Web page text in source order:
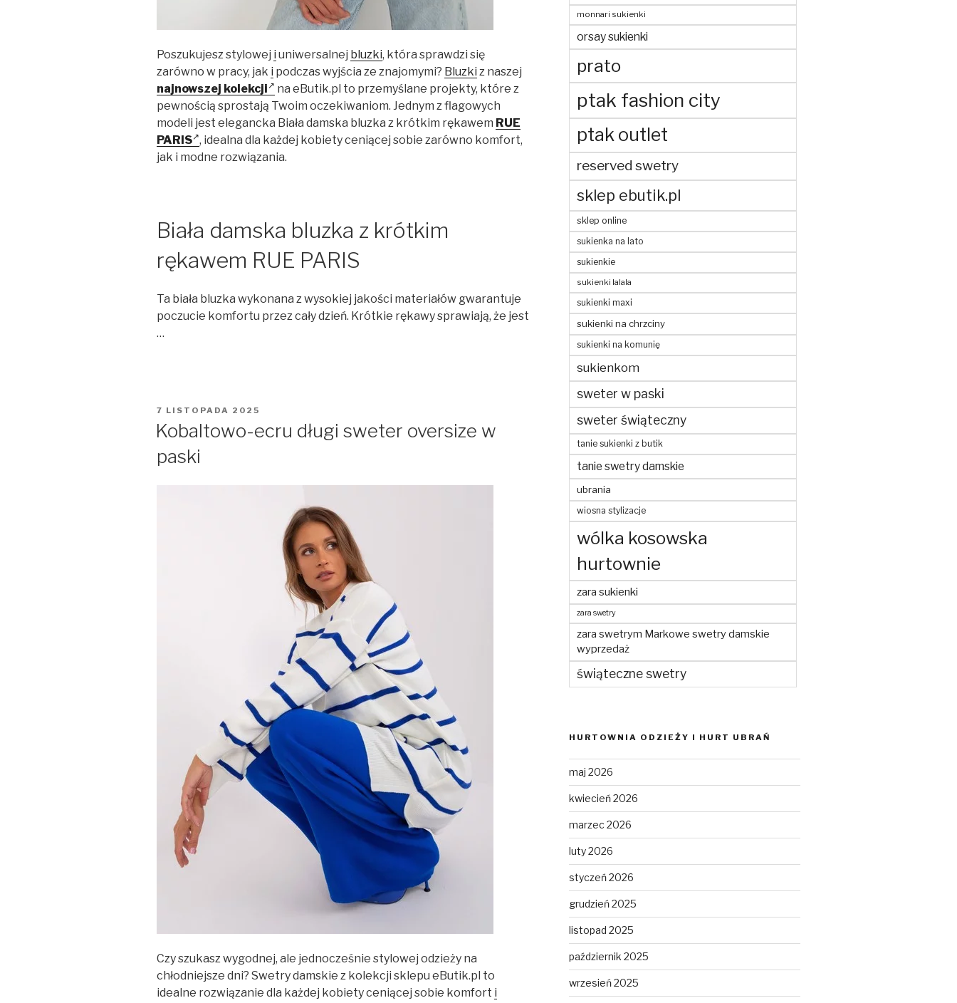
Poszukujesz stylowej i uniwersalnej bluzki, która sprawdzi się
zarówno w pracy, jak i podczas wyjścia ze znajomymi? Bluzki z naszej
najnowszej kolekcji
na eButik.pl to przemyślane projekty, które z
pewnością sprostają Twoim oczekiwaniom. Jednym z flagowych
modeli jest elegancka Biała damska bluzka z krótkim rękawem RUE
PARIS , idealna dla każdej kobiety ceniącej sobie zarówno komfort,
jak i modne rozwiązania.
Biała damska bluzka z krótkim
rękawem RUE PARIS
Ta biała bluzka wykonana z wysokiej jakości materiałów gwarantuje
poczucie komfortu przez cały dzień. Krótkie rękawy sprawiają, że jest
…
OPUBLIKOWANE
7 LISTOPADA 2025
Kobaltowo-ecru długi sweter oversize w
paski
Czy szukasz wygodnej, ale jednocześnie stylowej odzieży na
chłodniejsze dni? Swetry damskie z kolekcji sklepu eButik.pl to
idealne rozwiązanie dla każdej kobiety ceniącej sobie komfort i
monnari sukienki
orsay sukienki
prato
ptak fashion city
ptak outlet
reserved swetry
sklep ebutik.pl
sklep online
sukienka na lato
sukienkie
sukienki lalala
sukienki maxi
sukienki na chrzciny
sukienki na komunię
sukienkom
sweter w paski
sweter świąteczny
tanie sukienki z butik
tanie swetry damskie
ubrania
wiosna stylizacje
wólka kosowska
hurtownie
zara sukienki
zara swetry
zara swetrym Markowe swetry damskie
wyprzedaż
świąteczne swetry
HURTOWNIA ODZIEŻY I HURT UBRAŃ
maj 2026
kwiecień 2026
marzec 2026
luty 2026
styczeń 2026
grudzień 2025
listopad 2025
październik 2025
wrzesień 2025